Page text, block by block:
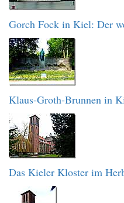
Gorch Fock in Kiel: Der
Klaus-Groth-Brunnen in
Das Kieler Kloster im